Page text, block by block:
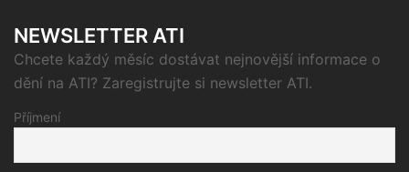
NEWSLETTER ATI
Chcete každý měsíc dostávat nejnovější informace o
dění na ATI? Zaregistrujte si newsletter ATI.
Příjmení